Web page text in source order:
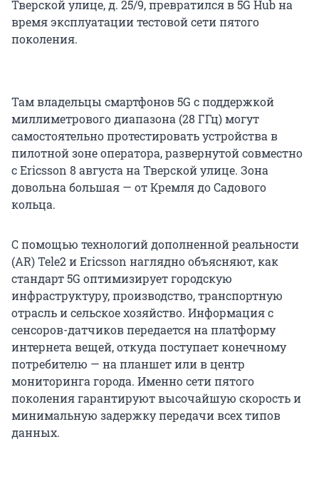
Тверской улице, д. 25/9, превратился в 5G Hub на
время эксплуатации тестовой сети пятого
поколения.
Там владельцы смартфонов 5G с поддержкой
миллиметрового диапазона (28 ГГц) могут
самостоятельно протестировать устройства в
пилотной зоне оператора, развернутой совместно
с Ericsson 8 августа на Тверской улице. Зона
довольна большая — от Кремля до Садового
кольца.
С помощью технологий дополненной реальности
(AR) Tele2 и Ericsson наглядно объясняют, как
стандарт 5G оптимизирует городскую
инфраструктуру, производство, транспортную
отрасль и сельское хозяйство. Информация с
сенсоров-датчиков передается на платформу
интернета вещей, откуда поступает конечному
потребителю — на планшет или в центр
мониторинга города. Именно сети пятого
поколения гарантируют высочайшую скорость и
минимальную задержку передачи всех типов
данных.